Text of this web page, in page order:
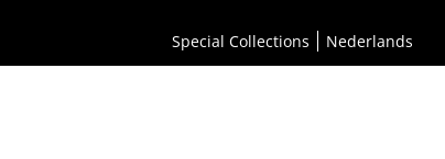
Special Collections Nederlands
virorum, nostrae aetatis, elaboratis commentarijs, explicantur,
appellationes recentes veteribus accommodantur, & aliae
Ferdinandi I. Caesaris, unà cum resignatione Imperij Romani, à
confirmatione eiusdem Caesaris, uidelicet ab anno Domini MDLVIII usque